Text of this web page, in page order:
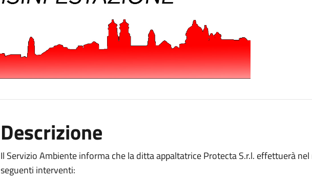
Descrizione
Il Servizio Ambiente informa che la ditta appaltatrice Protecta S.r.l. effettuerà nel
seguenti interventi: